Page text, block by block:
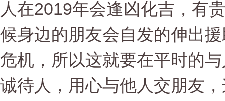
人在2019年会逢凶化吉，有
候身边的朋友会自发的伸出
危机，所以这就要在平时的
诚待人，用心与他人交朋友